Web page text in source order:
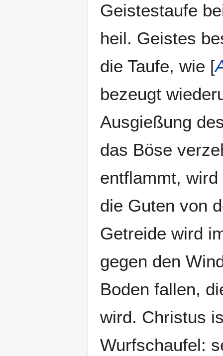
Geistestaufe
heil. Geistes
die Taufe, wie [
bezeugt
Ausgießung
das Böse
entflammt,
die Guten von
Getreide wird
gegen den
Boden fallen,
wird. Christus
Wurfschaufel: